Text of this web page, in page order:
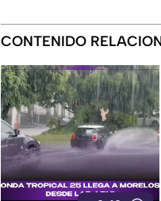
CONTENIDO